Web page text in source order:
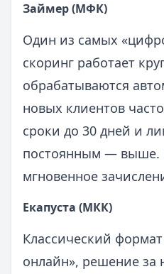
Займер (МФК)
Один из самых
скоринг работает
обрабатываются
новых клиентов
сроки до 30 дней и
постоянным — выше.
мгновенное
Екапуста (МКК)
Классический
онлайн», решение за